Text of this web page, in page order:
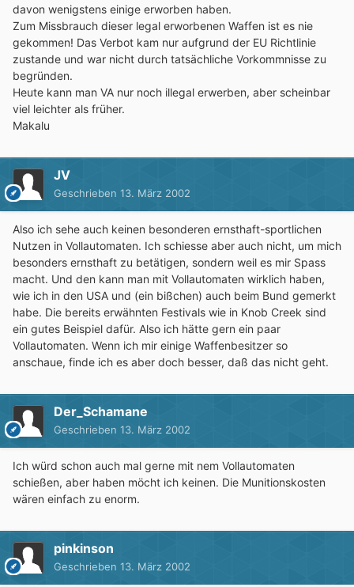
davon wenigstens einige erworben haben.
Zum Missbrauch dieser legal erworbenen Waffen ist es nie
gekommen! Das Verbot kam nur aufgrund der EU Richtlinie
zustande und war nicht durch tatsächliche Vorkommnisse zu
begründen.
Heute kann man VA nur noch illegal erwerben, aber scheinbar
viel leichter als früher.
Makalu
JV
Geschrieben 13. März 2002
Also ich sehe auch keinen besonderen ernsthaft-sportlichen
Nutzen in Vollautomaten. Ich schiesse aber auch nicht, um mich
besonders ernsthaft zu betätigen, sondern weil es mir Spass
macht. Und den kann man mit Vollautomaten wirklich haben,
wie ich in den USA und (ein bißchen) auch beim Bund gemerkt
habe. Die bereits erwähnten Festivals wie in Knob Creek sind
ein gutes Beispiel dafür. Also ich hätte gern ein paar
Vollautomaten. Wenn ich mir einige Waffenbesitzer so
anschaue, finde ich es aber doch besser, daß das nicht geht.
Der_Schamane
Geschrieben 13. März 2002
Ich würd schon auch mal gerne mit nem Vollautomaten
schießen, aber haben möcht ich keinen. Die Munitionskosten
wären einfach zu enorm.
pinkinson
Geschrieben 13. März 2002